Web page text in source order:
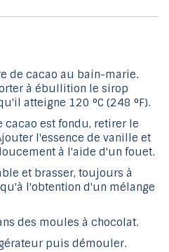
de cacao au bain-marie.
à ébullition le sirop
atteigne 120 °C (248 °F).
cacao est fondu, retirer le
l'essence de vanille et
à l'aide d'un fouet.
et brasser, toujours à
l'obtention d'un mélange
des moules à chocolat.
puis démouler.